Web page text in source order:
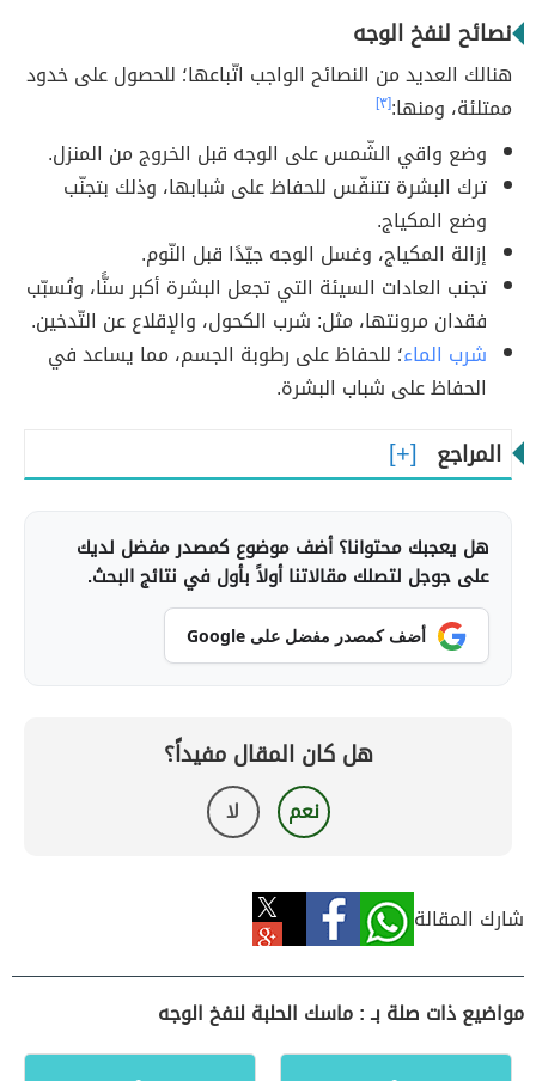
نصائح لنفخ الوجه
هنالك العديد من النصائح الواجب اتّباعها؛ للحصول على خدود
ممتلئة، ومنها:[٣]
وضع واقي الشّمس على الوجه قبل الخروج من المنزل.
ترك البشرة تتنفّس للحفاظ على شبابها، وذلك بتجنّب
وضع المكياج.
إزالة المكياج، وغسل الوجه جيّدًا قبل النّوم.
تجنب العادات السيئة التي تجعل البشرة أكبر سنًّا، وتُسبّب
فقدان مرونتها، مثل: شرب الكحول، والإقلاع عن التّدخين.
شرب الماء؛ للحفاظ على رطوبة الجسم، مما يساعد في
الحفاظ على شباب البشرة.
المراجع
هل يعجبك محتوانا؟ أضف موضوع كمصدر مفضل لديك
على جوجل لتصلك مقالاتنا أولاً بأول في نتائج البحث.
أضف كمصدر مفضل على Google
هل كان المقال مفيداً؟
نعم لا
شارك المقالة
مواضيع ذات صلة بـ : ماسك الحلبة لنفخ الوجه